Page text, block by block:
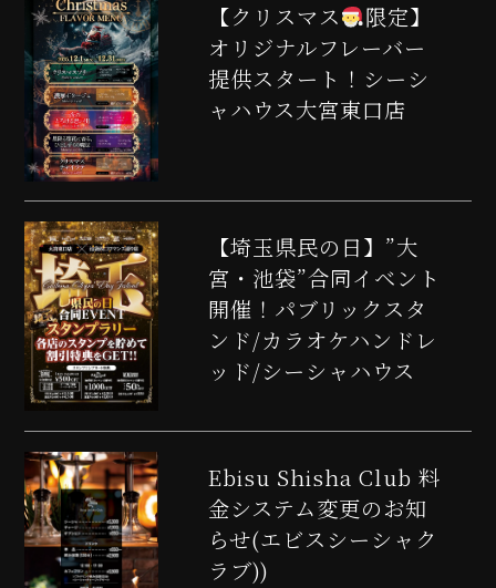
【クリスマス
限定】
オリジナルフレーバー
提供スタート！シーシ
ャハウス大宮東口店
【埼玉県民の日】”大
宮・池袋”合同イベント
開催！パブリックスタ
ンド/カラオケハンドレ
ッド/シーシャハウス
Ebisu Shisha Club 料
金システム変更のお知
らせ(エビスシーシャク
ラブ))